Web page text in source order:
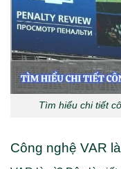
Tìm hiểu chi tiết
Công nghệ VAR